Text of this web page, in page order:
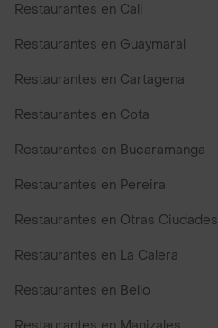
Restaurantes en Cali
Restaurantes en Guaymaral
Restaurantes en Cartagena
Restaurantes en Cota
Restaurantes en Bucaramanga
Restaurantes en Pereira
Restaurantes en Otras Ciudades
Restaurantes en La Calera
Restaurantes en Bello